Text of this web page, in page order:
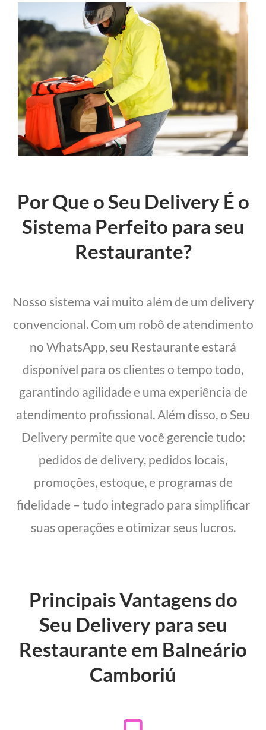
Por Que o Seu Delivery É o
Sistema Perfeito para seu
Restaurante?
Nosso sistema vai muito além de um delivery
convencional. Com um robô de atendimento
no WhatsApp, seu Restaurante estará
disponível para os clientes o tempo todo,
garantindo agilidade e uma experiência de
atendimento profissional. Além disso, o Seu
Delivery permite que você gerencie tudo:
pedidos de delivery, pedidos locais,
promoções, estoque, e programas de
fidelidade – tudo integrado para simplificar
suas operações e otimizar seus lucros.
Principais Vantagens do
Seu Delivery para seu
Restaurante em Balneário
Camboriú